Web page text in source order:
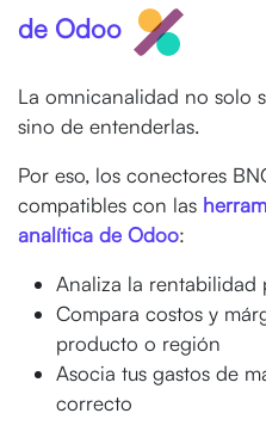
de Odoo
La omnicanalidad no solo
sino de entenderlas.
Por eso, los conectores
compatibles con las
analítica de Odoo:
Analiza la rentabilidad
Compara costos y
producto o región
Asocia tus gastos de
correcto